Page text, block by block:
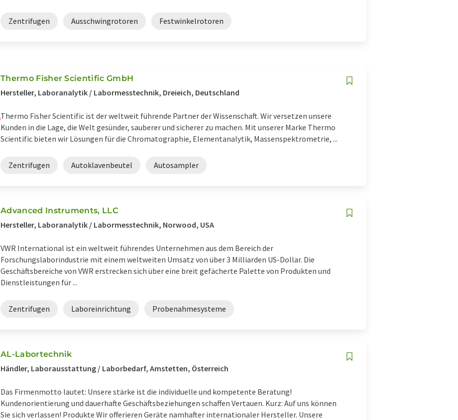
Zentrifugen Ausschwingrotoren Festwinkelrotoren
Thermo Fisher Scientific GmbH
Hersteller, Laboranalytik / Labormesstechnik, Dreieich, Deutschland
Thermo Fisher Scientific ist der weltweit führende Partner der Wissenschaft. Wir versetzen unsere
Kunden in die Lage, die Welt gesünder, sauberer und sicherer zu machen. Mit unserer Marke Thermo
Scientific bieten wir Lösungen für die Chromatographie, Elementanalytik, Massenspektrometrie, ...
Zentrifugen Autoklavenbeutel Autosampler
Advanced Instruments, LLC
Hersteller, Laboranalytik / Labormesstechnik, Norwood, USA
VWR International ist ein weltweit führendes Unternehmen aus dem Bereich der
Forschungslaborindustrie mit einem weltweiten Umsatz von über 3 Milliarden US-Dollar. Die
Geschäftsbereiche von VWR erstrecken sich über eine breit gefächerte Palette von Produkten und
Dienstleistungen für ...
Zentrifugen Laboreinrichtung Probenahmesysteme
AL-Labortechnik
Händler, Laborausstattung / Laborbedarf, Amstetten, Österreich
Das Firmenmotto lautet: Unsere stärke ist die individuelle und kompetente Beratung!
Kundenorientierung und dauerhafte Geschäftsbeziehungen schaffen Vertauen. Kurz: Auf uns können
Sie sich verlassen! Produkte Wir offerieren Geräte namhafter internationaler Hersteller. Unsere